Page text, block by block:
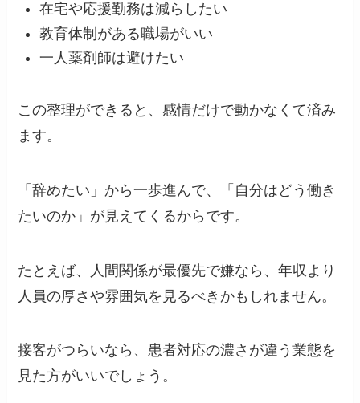
在宅や応援勤務は減らしたい
教育体制がある職場がいい
一人薬剤師は避けたい
この整理ができると、感情だけで動かなくて済み
ます。
「辞めたい」から一歩進んで、「自分はどう働き
たいのか」が見えてくるからです。
たとえば、人間関係が最優先で嫌なら、年収より
人員の厚さや雰囲気を見るべきかもしれません。
接客がつらいなら、患者対応の濃さが違う業態を
見た方がいいでしょう。